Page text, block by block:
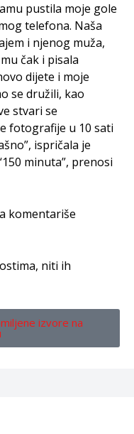
pustila moje gole
telefona. Naša
i njenog muža,
čak i pisala
dijete i moje
se družili, kao
stvari se
fotografije u 10 sati
ispričala je
minuta”, prenosi
komentariše
niti ih
izvore na